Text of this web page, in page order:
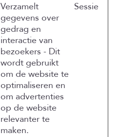
Verzamelt
gegevens over
gedrag en
interactie van
bezoekers - Dit
wordt gebruikt
om de website te
optimaliseren en
om advertenties
op de website
relevanter te
maken.
Sessie